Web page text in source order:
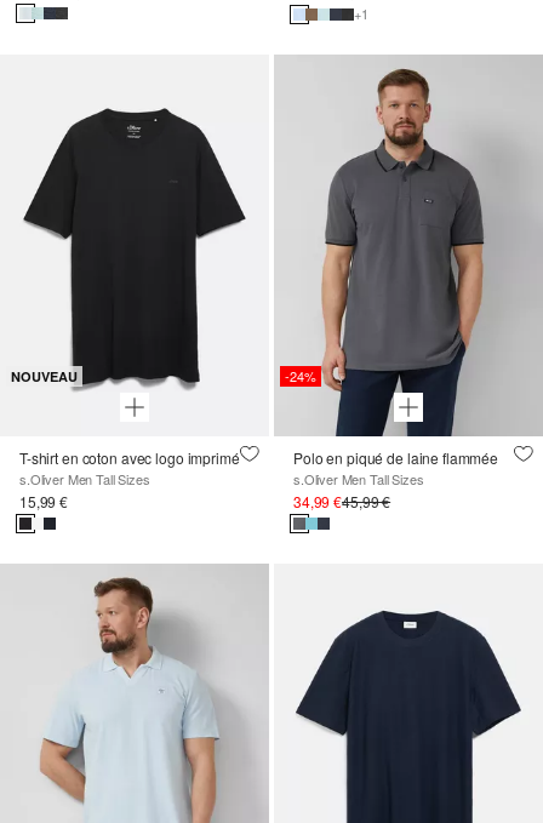
+1
NOUVEAU
T-shirt en coton avec logo imprimé
s.Oliver Men Tall Sizes
15,99 €
-24%
Polo en piqué de laine flammée
s.Oliver Men Tall Sizes
34,99 €45,99 €